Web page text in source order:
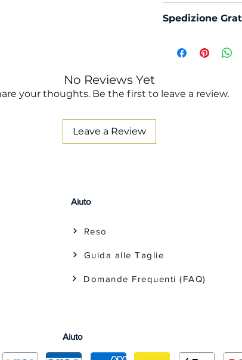
Polso :Tondo
Produzione :
con PayPal o
Spedizione
No Reviews Yet
your thoughts. Be the first to leave a review.
Leave a Review
Aiuto
Reso
Guida alle Taglie
Domande Frequenti (FAQ)
Aiuto